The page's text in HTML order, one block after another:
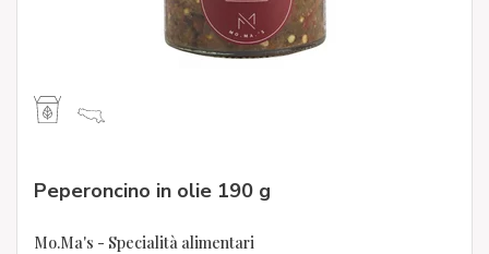
Peperoncino in olie 190 g
Mo.Ma's - Specialità alimentari